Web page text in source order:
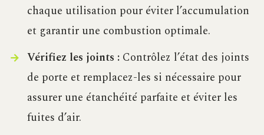
chaque utilisation pour éviter l’accumulation
et garantir une combustion optimale.
Vérifiez les joints :Contrôlez l’état des joints
de porte et remplacez-les si nécessaire pour
assurer une étanchéité parfaite et éviter les
fuites d’air.